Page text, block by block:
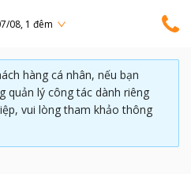
08, 1 đêm
hàng cá nhân, nếu bạn
quản lý công tác dành riêng
vui lòng tham khảo thông